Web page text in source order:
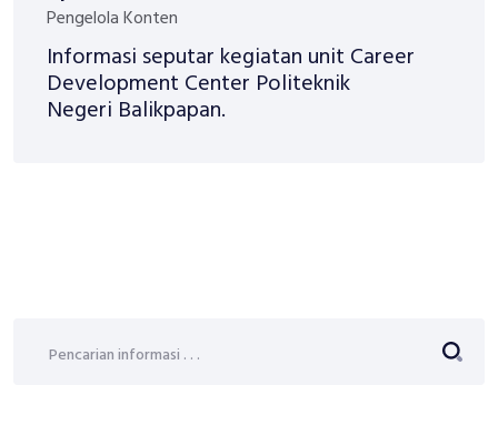
Pengelola Konten
Informasi seputar kegiatan unit Career
Development Center Politeknik
Negeri Balikpapan.